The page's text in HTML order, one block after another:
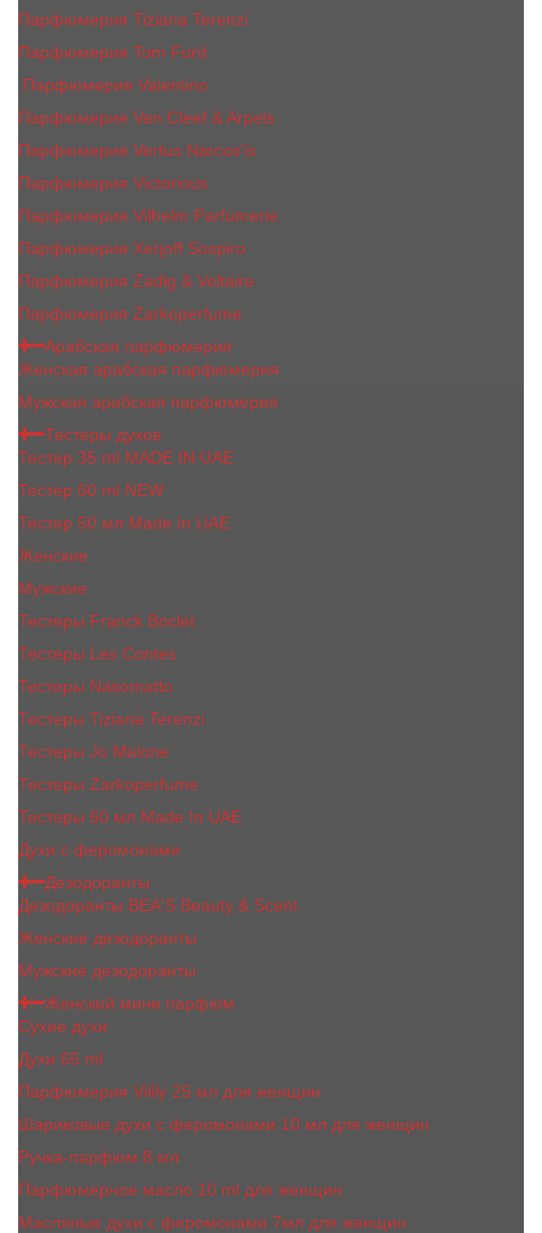
Парфюмерия Tiziana Terenzi
Парфюмерия Tom Ford
Парфюмерия Valentino
Парфюмерия Van Cleef & Arpels
Парфюмерия Vertus Narcos'is
Парфюмерия Victorious
Парфюмерия Vilhelm Parfumerie
Парфюмерия Xerjoff Sospiro
Парфюмерия Zadig & Voltaire
Парфюмерия Zarkoperfume
Арабская парфюмерия
Женская арабская парфюмерия
Мужская арабская парфюмерия
Тестеры духов
Тестер 35 ml MADE IN UAE
Тестер 60 ml NEW
Тестер 50 мл Made In UAE
Женские
Мужские
Тестеры Franck Boclet
Тестеры Les Contes
Тестеры Nasomatto
Тестеры Tiziana Terenzi
Тестеры Jо Malоnе
Тестеры Zarkoperfume
Тестеры 60 мл Made In UAE
Духи с феромонами
Дезодоранты
Дезодоранты BEA'S Beauty & Scent
Женские дезодоранты
Мужские дезодоранты
Женский мини парфюм
Сухие духи
Духи 65 ml
Парфюмерия Vilily 25 мл для женщин
Шариковые духи с феромонами 10 мл для женщин
Ручка-парфюм 8 мл
Парфюмерное масло 10 ml для женщин
Масляные духи c феромонами 7мл для женщин